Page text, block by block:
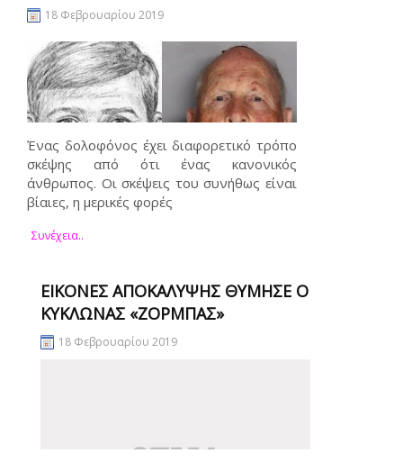
18 Φεβρουαρίου 2019
Ένας δολοφόνος έχει διαφορετικό τρόπο
σκέψης από ότι ένας κανονικός
άνθρωπος. Οι σκέψεις του συνήθως είναι
βίαιες, η μερικές φορές
Συνέχεια..
ΕΙΚΌΝΕΣ ΑΠΟΚΆΛΥΨΗΣ ΘΎΜΗΣΕ Ο
ΚΥΚΛΏΝΑΣ «ΖΟΡΜΠΆΣ»
18 Φεβρουαρίου 2019